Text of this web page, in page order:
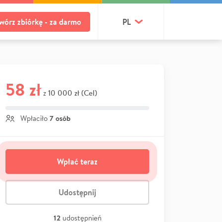
zbiórkę - za darmo PL
58 zł z 10 000 zł (Cel)
Wpłaciło 7 osób
Wpłać teraz
Udostępnij
12 udostępnień